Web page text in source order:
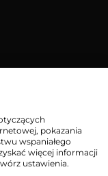
pokazania
wspaniałego
więcej informacji
ustawienia.